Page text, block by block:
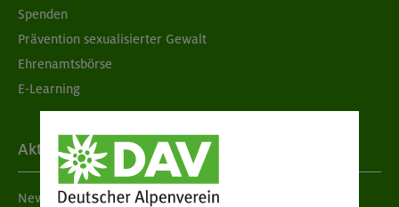
Spenden
Prävention sexualisierter Gewalt
Ehrenamtsbörse
E-Learning
Aktuelles
Newsletter